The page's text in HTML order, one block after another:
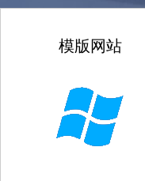
模版网站